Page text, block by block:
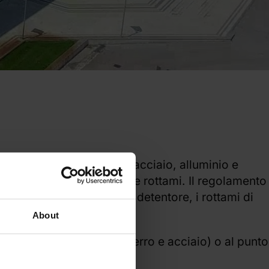
About
tipi di rottami di ferro, acciaio, alluminio e
direttamente come rottami. Il regolamento
produttore ad un altro detentore, i rottami di
I (rottami di ferro e acciaio) o al punto